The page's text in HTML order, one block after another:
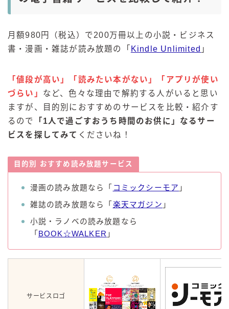
月額980円（税込）で200万冊以上の小説・ビジネス
書・漫画・雑誌が読み放題の「 Kindle Unlimited 」
「値段が高い」「読みたい本がない」「アプリが使い
づらい」 など、色々な理由で解約する人がいると思い
ますが、目的別におすすめのサービスを比較・紹介す
るので
「1人で過ごすおうち時間のお供に」なるサー
ビスを探してみて くださいね！
目的別 おすすめ読み放題サービス
漫画の読み放題なら「 コミックシーモア 」
雑誌の読み放題なら「 楽天マガジン 」
小説・ラノベの読み放題なら
「 BOOK☆WALKER 」
サービスロゴ